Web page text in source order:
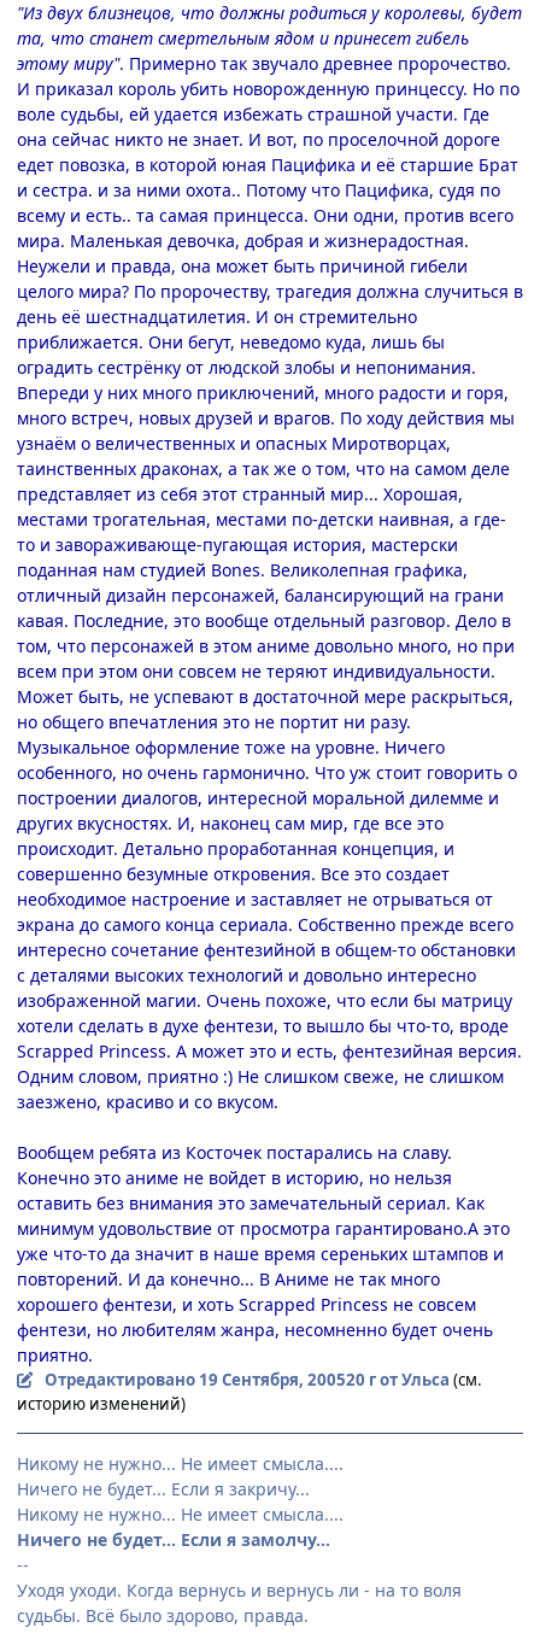
"Из двух близнецов, что должны родиться у королевы, будет
та, что станет смертельным ядом и принесет гибель
этому миру". Примерно так звучало древнее пророчество.
И приказал король убить новорожденную принцессу. Но по
воле судьбы, ей удается избежать страшной участи. Где
она сейчас никто не знает. И вот, по проселочной дороге
едет повозка, в которой юная Пацифика и её старшие Брат
и сестра. и за ними охота.. Потому что Пацифика, судя по
всему и есть.. та самая принцесса. Они одни, против всего
мира. Маленькая девочка, добрая и жизнерадостная.
Неужели и правда, она может быть причиной гибели
целого мира? По пророчеству, трагедия должна случиться в
день её шестнадцатилетия. И он стремительно
приближается. Они бегут, неведомо куда, лишь бы
оградить сестрёнку от людской злобы и непонимания.
Впереди у них много приключений, много радости и горя,
много встреч, новых друзей и врагов. По ходу действия мы
узнаём о величественных и опасных Миротворцах,
таинственных драконах, а так же о том, что на самом деле
представляет из себя этот странный мир... Хорошая,
местами трогательная, местами по-детски наивная, а где-
то и завораживающе-пугающая история, мастерски
поданная нам студией Bones. Великолепная графика,
отличный дизайн персонажей, балансирующий на грани
кавая. Последние, это вообще отдельный разговор. Дело в
том, что персонажей в этом аниме довольно много, но при
всем при этом они совсем не теряют индивидуальности.
Может быть, не успевают в достаточной мере раскрыться,
но общего впечатления это не портит ни разу.
Музыкальное оформление тоже на уровне. Ничего
особенного, но очень гармонично. Что уж стоит говорить о
построении диалогов, интересной моральной дилемме и
других вкусностях. И, наконец сам мир, где все это
происходит. Детально проработанная концепция, и
совершенно безумные откровения. Все это создает
необходимое настроение и заставляет не отрываться от
экрана до самого конца сериала. Собственно прежде всего
интересно сочетание фентезийной в общем-то обстановки
с деталями высоких технологий и довольно интересно
изображенной магии. Очень похоже, что если бы матрицу
хотели сделать в духе фентези, то вышло бы что-то, вроде
Scrapped Princess. А может это и есть, фентезийная версия.
Одним словом, приятно :) Не слишком свеже, не слишком
заезжено, красиво и со вкусом.
Вообщем ребята из Косточек постарались на славу.
Конечно это аниме не войдет в историю, но нельзя
оставить без внимания это замечательный сериал. Как
минимум удовольствие от просмотра гарантировано.А это
уже что-то да значит в наше время сереньких штампов и
повторений. И да конечно... В Аниме не так много
хорошего фентези, и хоть Scrapped Princess не совсем
фентези, но любителям жанра, несомненно будет очень
приятно.
Отредактировано 19 Сентября, 200520 гот Ульса (см.
историю изменений)
Никому не нужно... Не имеет смысла....
Ничего не будет... Если я закричу...
Никому не нужно... Не имеет смысла....
Ничего не будет... Если я замолчу...
--
Уходя уходи. Когда вернусь и вернусь ли - на то воля
судьбы. Всё было здорово, правда.